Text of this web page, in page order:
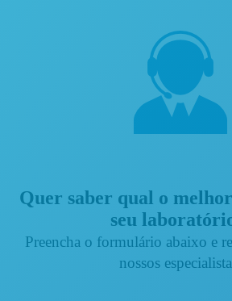
Quer saber qual o
seu
Preencha o formulário abaixo e
nossos